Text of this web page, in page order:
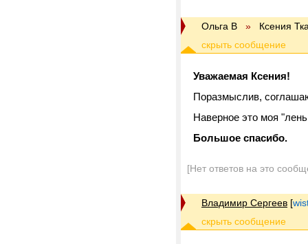
Ольга В » Ксения
Уважаемая Ксения!
Поразмыслив,
Наверное это моя
Большое спасибо.
[Нет ответов на это
Владимир Сергеев [